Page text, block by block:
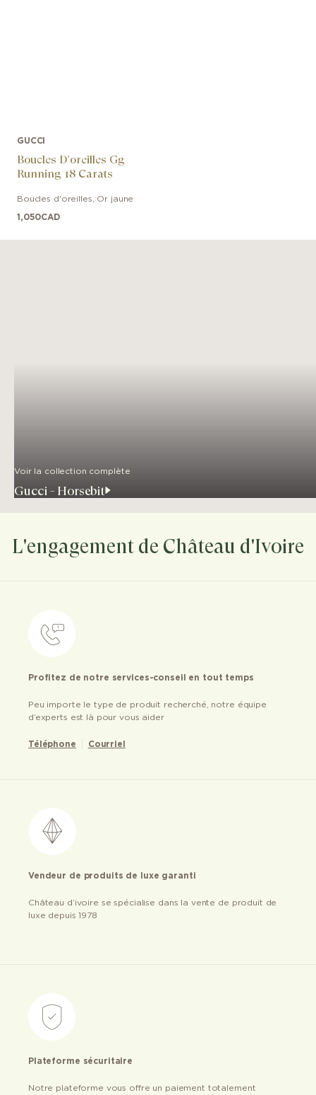
GUCCI
Boucles D’oreilles Gg
Running 18 Carats
Boucles d'oreilles Or jaune
1,050CAD
Voir la collection complète
Gucci - Horsebit
L'engagement de Château d'Ivoire
Profitez de notre services-conseil en tout temps
Peu importe le type de produit recherché, notre équipe
d’experts est là pour vous aider
Téléphone Courriel
Vendeur de produits de luxe garanti
Château d’ivoire se spécialise dans la vente de produit de
luxe depuis 1978
Plateforme sécuritaire
Notre plateforme vous offre un paiement totalement